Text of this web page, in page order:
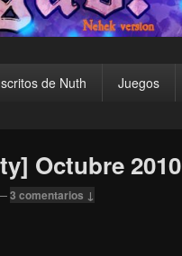
de Nuth Juegos
Octubre 2010
3 comentarios ↓